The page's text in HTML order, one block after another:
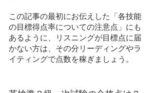
この記事の最初にお伝えした「各技能
の目標得点率についての注意点」にも
あるように、リスニングが目標点に届
かない方は、その分リーディングやラ
イティングで点数を稼ぎましょう。